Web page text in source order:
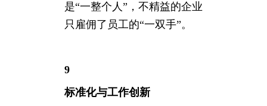
是“一整个人”，不精益的企业
只雇佣了员工的“一双手”。
9
标准化与工作创新